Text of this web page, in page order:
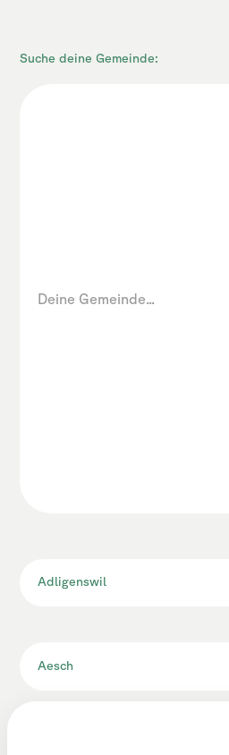
Suche deine Gemeinde:
Adligenswil
Aesch